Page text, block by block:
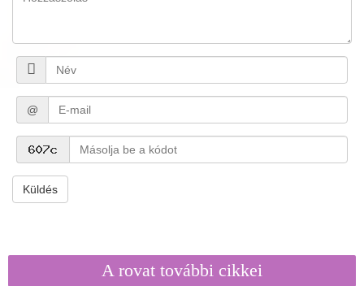
@
Küldés
A rovat további cikkei